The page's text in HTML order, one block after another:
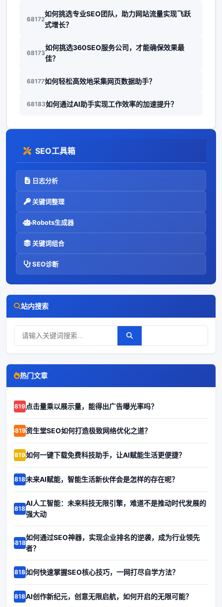
68172
如何挑选专业SEO团队，助力网站流量实现飞跃
式增长？
68173
如何挑选360SEO服务公司，才能确保效果最
佳？
68177如何轻松高效地采集网页数据助手？
68183如何通过AI助手实现工作效率的加速提升？
SEO工具箱
日志分析
关键词整理
Robots生成器
关键词组合
SEO诊断
站内搜索
热门文章
68192点击量乘以展示量，能得出广告曝光率吗？
68191资生堂SEO如何打造极致网络优化之道？
68190如何一键下载免费科技助手，让AI赋能生活更便捷？
68189未来AI赋能，智能生活新伙伴会是怎样的存在呢？
68188
AI人工智能：未来科技无限引擎，难道不是推动时代发展的
强大动
68187
如何通过SEO神器，实现企业排名的逆袭，成为行业领先
者？
68186如何快速掌握SEO核心技巧，一网打尽自学方法？
68185AI创作新纪元，创意无限启航，如何开启的无限可能？